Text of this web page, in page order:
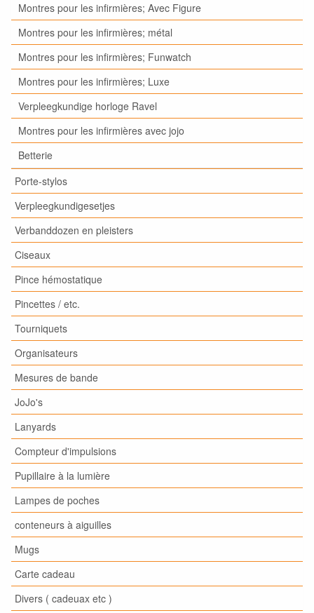
Montres pour les infirmières; Avec Figure
Montres pour les infirmières; métal
Montres pour les infirmières; Funwatch
Montres pour les infirmières; Luxe
Verpleegkundige horloge Ravel
Montres pour les infirmières avec jojo
Betterie
Porte-stylos
Verpleegkundigesetjes
Verbanddozen en pleisters
Ciseaux
Pince hémostatique
Pincettes / etc.
Tourniquets
Organisateurs
Mesures de bande
JoJo's
Lanyards
Compteur d'impulsions
Pupillaire à la lumière
Lampes de poches
conteneurs à aiguilles
Mugs
Carte cadeau
Divers ( cadeuax etc )